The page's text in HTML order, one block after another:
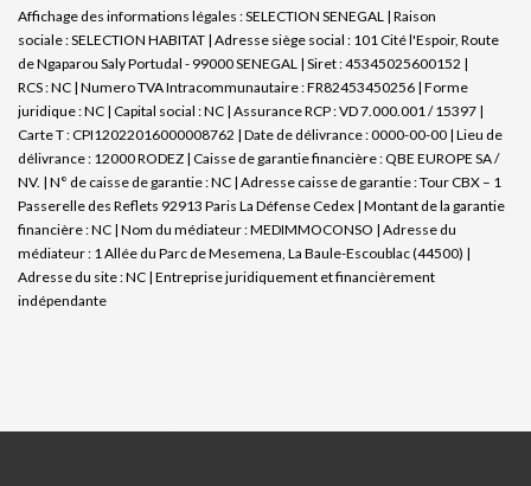
Affichage des informations légales : SELECTION SENEGAL | Raison
sociale : SELECTION HABITAT | Adresse siège social : 101 Cité l'Espoir, Route
de Ngaparou Saly Portudal - 99000 SENEGAL | Siret : 45345025600152 |
RCS : NC | Numero TVA Intracommunautaire : FR82453450256 | Forme
juridique : NC | Capital social : NC | Assurance RCP : VD 7.000.001 / 15397 |
Carte T : CPI12022016000008762 | Date de délivrance : 0000-00-00 | Lieu de
délivrance : 12000 RODEZ | Caisse de garantie financière : QBE EUROPE SA /
NV. | N° de caisse de garantie : NC | Adresse caisse de garantie : Tour CBX – 1
Passerelle des Reflets 92913 Paris La Défense Cedex | Montant de la garantie
financière : NC | Nom du médiateur : MEDIMMOCONSO | Adresse du
médiateur : 1 Allée du Parc de Mesemena, La Baule-Escoublac (44500) |
Adresse du site : NC | Entreprise juridiquement et financièrement
indépendante